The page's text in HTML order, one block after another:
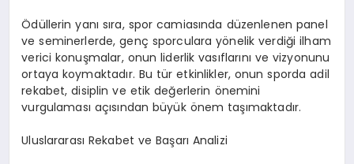
Ödüllerin yanı sıra, spor camiasında düzenlenen panel
ve seminerlerde, genç sporculara yönelik verdiği ilham
verici konuşmalar, onun liderlik vasıflarını ve vizyonunu
ortaya koymaktadır. Bu tür etkinlikler, onun sporda adil
rekabet, disiplin ve etik değerlerin önemini
vurgulaması açısından büyük önem taşımaktadır.
Uluslararası Rekabet ve Başarı Analizi